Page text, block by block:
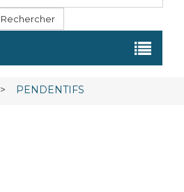
Rechercher
> PENDENTIFS